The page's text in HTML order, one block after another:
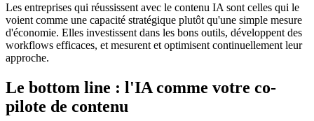
Les entreprises qui réussissent avec le contenu IA sont celles qui le
voient comme une capacité stratégique plutôt qu'une simple mesure
d'économie. Elles investissent dans les bons outils, développent des
workflows efficaces, et mesurent et optimisent continuellement leur
approche.
Le bottom line : l'IA comme votre co-
pilote de contenu